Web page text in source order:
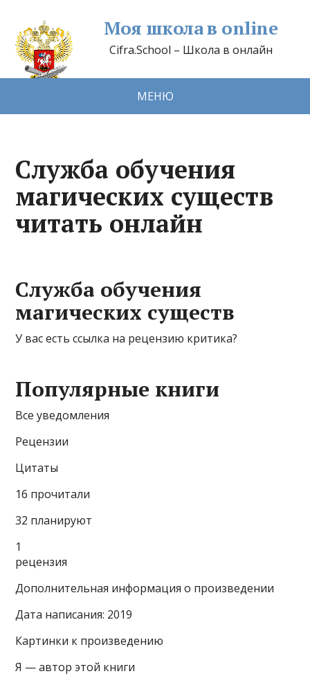
Моя школа в online
Cifra.School – Школа в онлайн
МЕНЮ
Служба обучения
магических существ
читать онлайн
Служба обучения
магических существ
У вас есть ссылка на рецензию критика?
Популярные книги
Все уведомления
Рецензии
Цитаты
16 прочитали
32 планируют
1
рецензия
Дополнительная информация о произведении
Дата написания: 2019
Картинки к произведению
Я — автор этой книги